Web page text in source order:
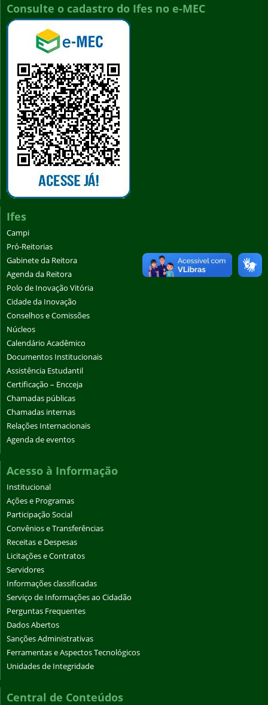
Consulte o cadastro do Ifes no e-MEC
Ifes
Campi
Pró-Reitorias
Gabinete da Reitora
Agenda da Reitora
Polo de Inovação Vitória
Cidade da Inovação
Conselhos e Comissões
Núcleos
Calendário Acadêmico
Documentos Institucionais
Assistência Estudantil
Certificação – Encceja
Chamadas públicas
Chamadas internas
Relações Internacionais
Agenda de eventos
Acesso à Informação
Institucional
Ações e Programas
Participação Social
Convênios e Transferências
Receitas e Despesas
Licitações e Contratos
Servidores
Informações classificadas
Serviço de Informações ao Cidadão
Perguntas Frequentes
Dados Abertos
Sanções Administrativas
Ferramentas e Aspectos Tecnológicos
Unidades de Integridade
Central de Conteúdos